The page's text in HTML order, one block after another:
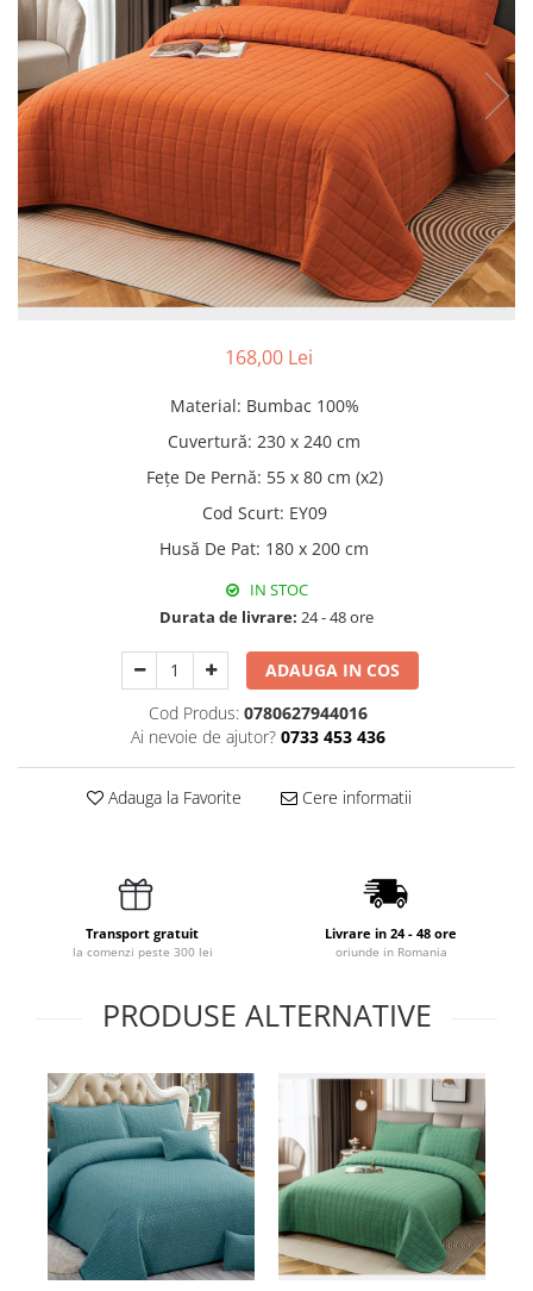
Pilote cu blăniță
168,00 Lei
Material: Bumbac 100%
Cuvertură: 230 x 240 cm
Fețe De Pernă: 55 x 80 cm (x2)
Cod Scurt: EY09
Husă De Pat: 180 x 200 cm
IN STOC
Durata de livrare: 24 - 48 ore
ADAUGA IN COS
Cod Produs: 0780627944016
Ai nevoie de ajutor? 0733 453 436
Adauga la Favorite Cere informatii
Transport gratuit
la comenzi peste 300 lei
Livrare in 24 - 48 ore
oriunde in Romania
PRODUSE ALTERNATIVE